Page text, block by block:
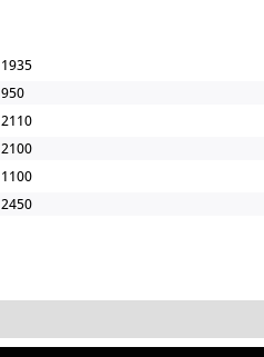
1935
950
2110
2100
1100
2450